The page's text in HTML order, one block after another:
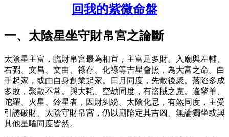
回我的紫微命盤
一、太陰星坐守財帛宮之論斷
太陰星主富，臨財帛宮最為相宜，主富足多財。入廟與左輔、
右弼、文昌、文曲、祿存、化祿等吉星會照，為大富之命。白
手起家，或由自身創業起家。日月同度，先散後聚。落陷多成
多敗，聚散不常。與大耗、空劫同度，有盜賊之慮。逢擎羊、
陀羅、火星、鈴星者，因財糾紛。太陰化忌，有煞同度，主受
引誘破財。太陰守財帛宮，仍以廟陷定其吉凶。無論獨坐或與
其他星曜同度皆然。